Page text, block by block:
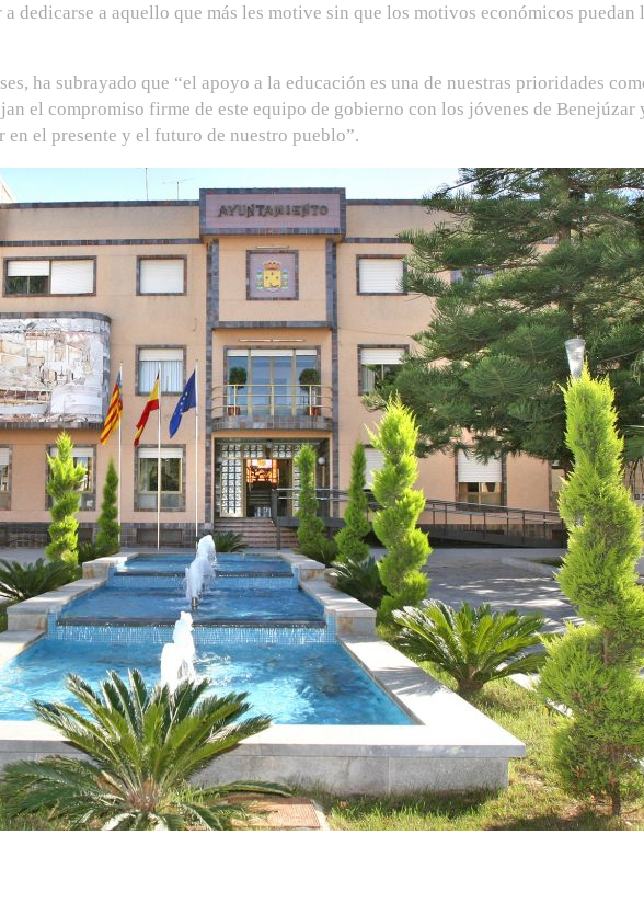
dedicarse a aquello que más les motive sin que los motivos económicos puedan
ha subrayado que “el apoyo a la educación es una de nuestras prioridades
el compromiso firme de este equipo de gobierno con los jóvenes de Benejúzar
el presente y el futuro de nuestro pueblo”.